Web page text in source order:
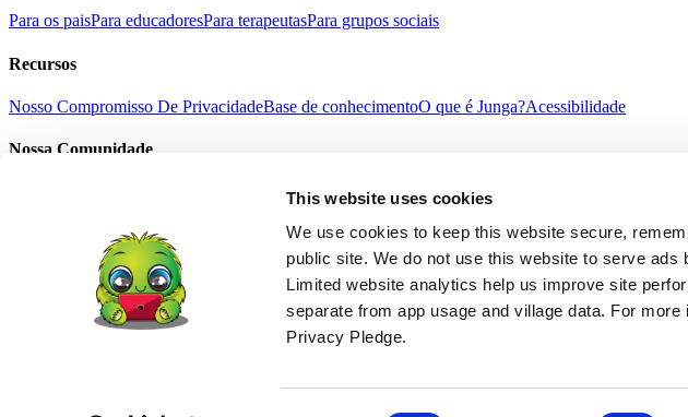
This website uses cookies
We use cookies to keep this website secure,
public site. We do not use this website to serve ads
Limited website analytics help us improve site
separate from app usage and village data. For
Privacy Pledge.
Para os paisPara educadoresPara terapeutasPara grupos sociais
Recursos
Nosso Compromisso De PrivacidadeBase de conhecimentoO que é Junga?Acessibilidade
Nossa Comunidade
Presente JungaNotícias